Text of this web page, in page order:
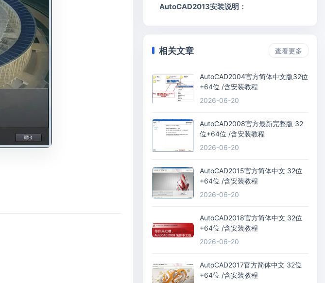
AutoCAD2013安装说明：
相关文章 查看更多
AutoCAD2004官方简体中文版32位
+64位 /含安装教程
2026-06-20
AutoCAD2008官方最新完整版 32
位+64位 /含安装教程
2026-06-20
AutoCAD2015官方简体中文 32位
+64位 /含安装教程
2026-06-20
AutoCAD2018官方简体中文 32位
+64位 /含安装教程
2026-06-20
AutoCAD2017官方简体中文 32位
+64位 /含安装教程